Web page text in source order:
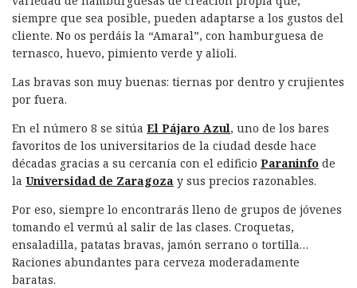
siempre que sea posible, pueden adaptarse a los gustos del
cliente. No os perdáis la “Amaral”, con hamburguesa de
ternasco, huevo, pimiento verde y alioli.
Las bravas son muy buenas: tiernas por dentro y crujientes
por fuera.
En el número 8 se sitúa El Pájaro Azul, uno de los bares
favoritos de los universitarios de la ciudad desde hace
décadas gracias a su cercanía con el edificio Paraninfo de
la Universidad de Zaragoza y sus precios razonables.
Por eso, siempre lo encontrarás lleno de grupos de jóvenes
tomando el vermú al salir de las clases. Croquetas,
ensaladilla, patatas bravas, jamón serrano o tortilla…
Raciones abundantes para cerveza moderadamente
baratas.